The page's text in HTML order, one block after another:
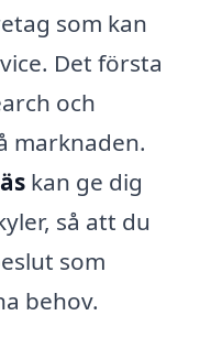
som kan
Det första
och
marknaden.
kan ge dig
så att du
som
behov.